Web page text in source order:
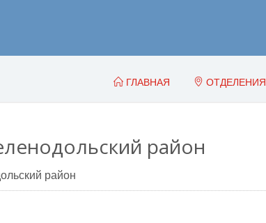
ГЛАВНАЯ ОТДЕЛЕНИЯ
район
район